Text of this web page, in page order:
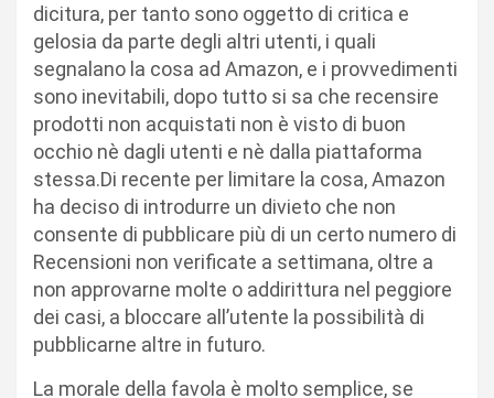
dicitura, per tanto sono oggetto di critica e
gelosia da parte degli altri utenti, i quali
segnalano la cosa ad Amazon, e i provvedimenti
sono inevitabili, dopo tutto si sa che recensire
prodotti non acquistati non è visto di buon
occhio nè dagli utenti e nè dalla piattaforma
stessa.Di recente per limitare la cosa, Amazon
ha deciso di introdurre un divieto che non
consente di pubblicare più di un certo numero di
Recensioni non verificate a settimana, oltre a
non approvarne molte o addirittura nel peggiore
dei casi, a bloccare all’utente la possibilità di
pubblicarne altre in futuro.
La morale della favola è molto semplice, se